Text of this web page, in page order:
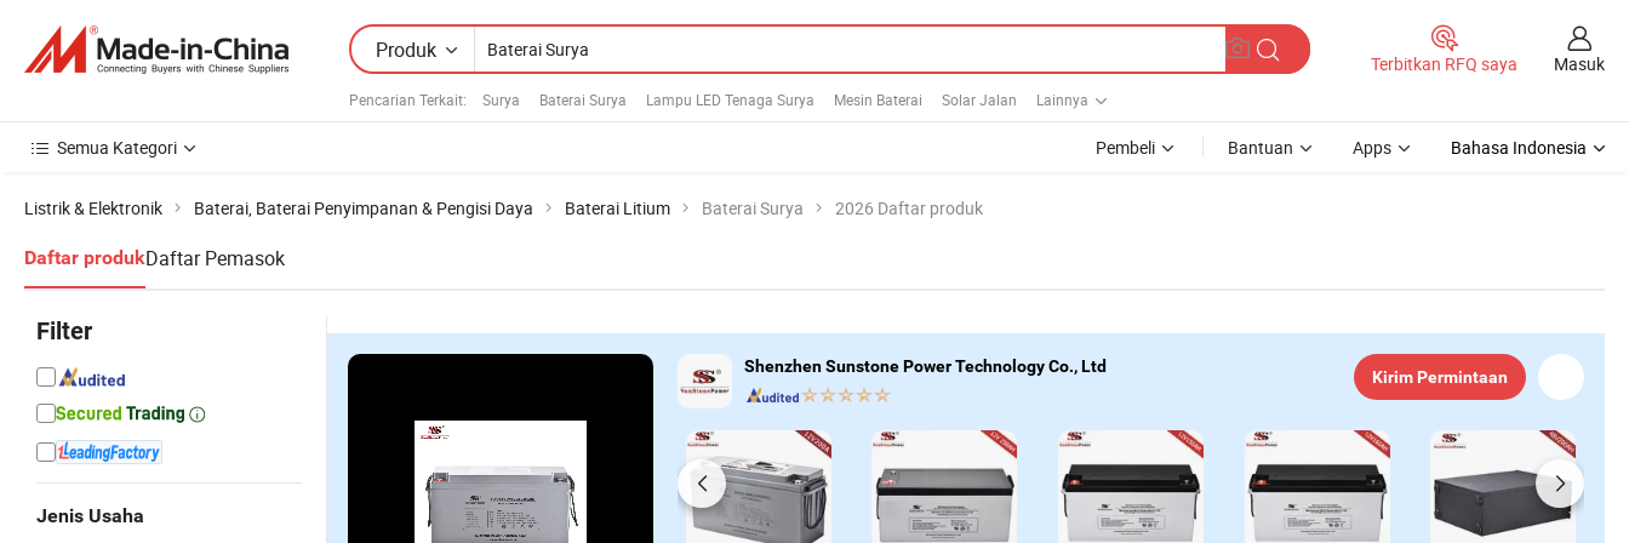
Produk
Pencarian Terkait: Surya Baterai Surya Lampu LED Tenaga Surya Mesin Baterai Solar Jalan Lainnya
Terbitkan RFQ saya Masuk
Semua Kategori Pembeli Bantuan Apps Bahasa Indonesia
Listrik & Elektronik Baterai, Baterai Penyimpanan & Pengisi Daya Baterai Litium Baterai Surya 2026 Daftar produk
Daftar produkDaftar Pemasok
Filter
Jenis Usaha
Shenzhen Sunstone Power Technology Co., Ltd
Kirim Permintaan